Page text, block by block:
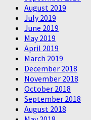
August 2019
July 2019
June 2019
May 2019
April 2019
March 2019
December 2018
November 2018
October 2018
September 2018
August 2018